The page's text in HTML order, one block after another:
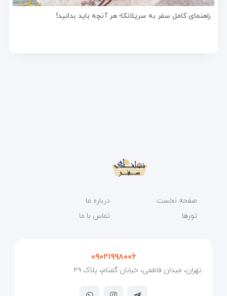
راهنمای کامل سفر به سریلانکا؛ هر آنچه باید بدانید!
صفحه نخست
تورها
درباره ما
تماس با ما
۰۹۰۲۱۹۹۸۰۰۶
تهران، میدان فاطمی، خیابان گمنام، پلاک ۲۹